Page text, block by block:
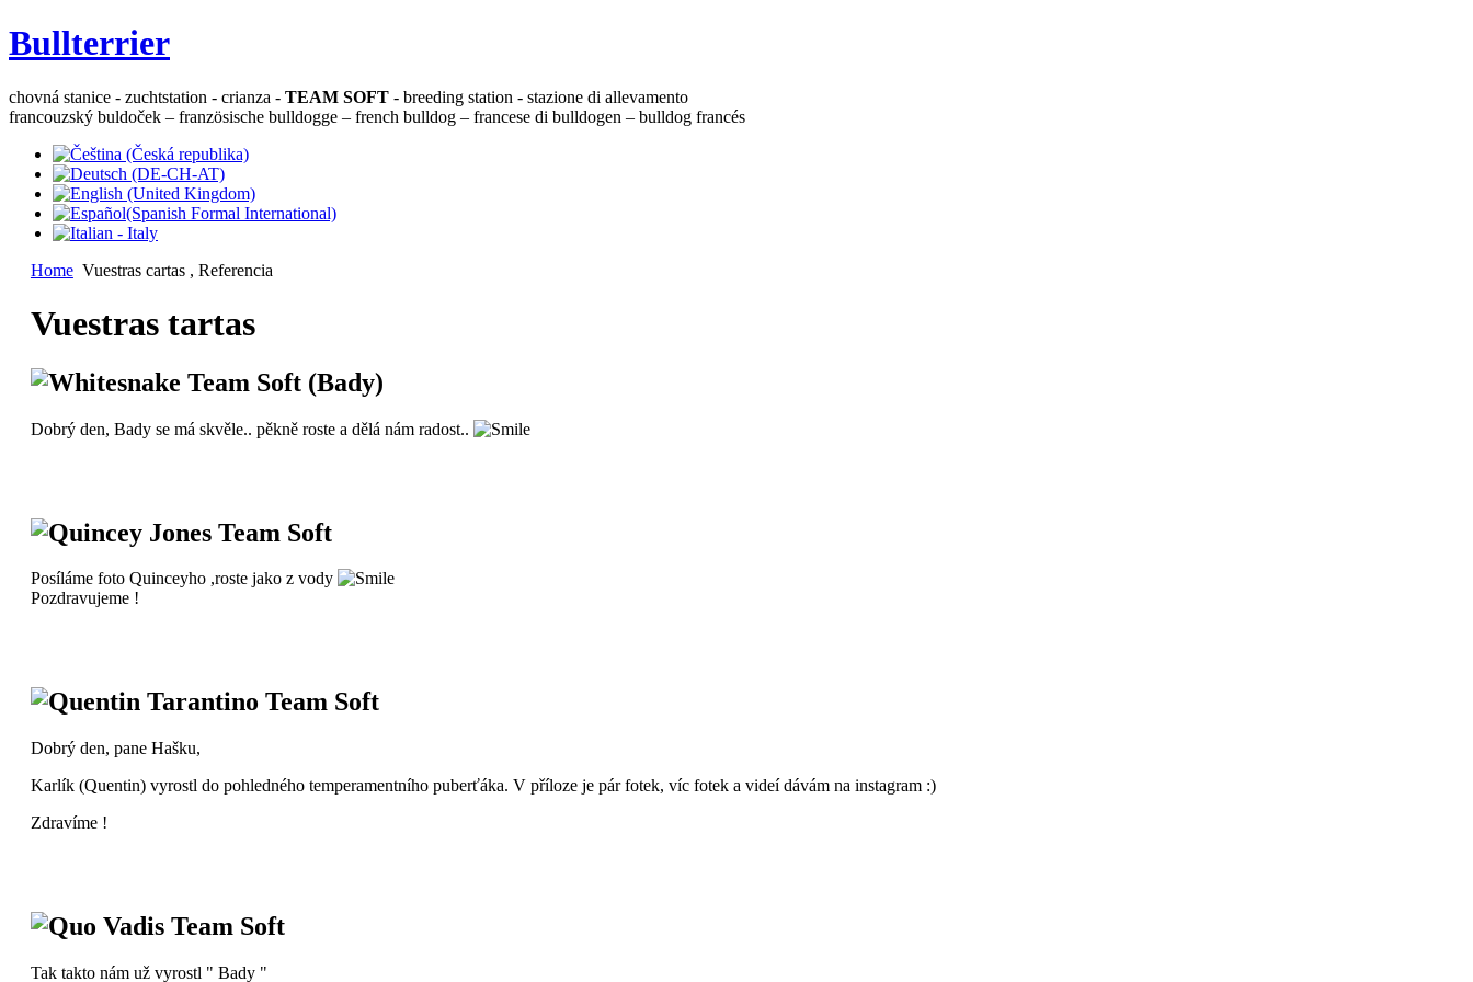
Bullterrier
chovná stanice - zuchtstation - crianza - TEAM SOFT - breeding station - stazione di allevamento
francouzský buldoček – französische bulldogge – french bulldog – francese di bulldogen – bulldog francés
Home Vuestras cartas , Referencia
Vuestras tartas
Whitesnake Team Soft (Bady)
Dobrý den, Bady se má skvěle.. pěkně roste a dělá nám radost..
Quincey Jones Team Soft
Posíláme foto Quinceyho ,roste jako z vody
Pozdravujeme !
Quentin Tarantino Team Soft
Dobrý den, pane Hašku,
Karlík (Quentin) vyrostl do pohledného temperamentního puberťáka. V příloze je pár fotek, víc fotek a videí dávám na instagram :)
Zdravíme !
Quo Vadis Team Soft
Tak takto nám už vyrostl " Bady "